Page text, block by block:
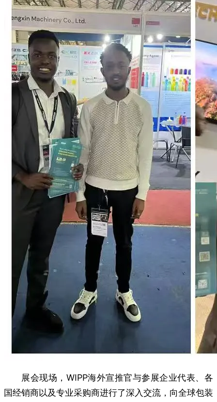
展会现场，WIPP海外宣推官与参展企业代表、各
国经销商以及专业采购商进行了深入交流，向全球包装